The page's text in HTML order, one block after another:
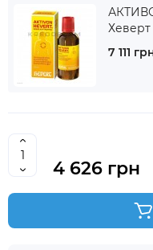
Хеверт
7 111
4 626 грн